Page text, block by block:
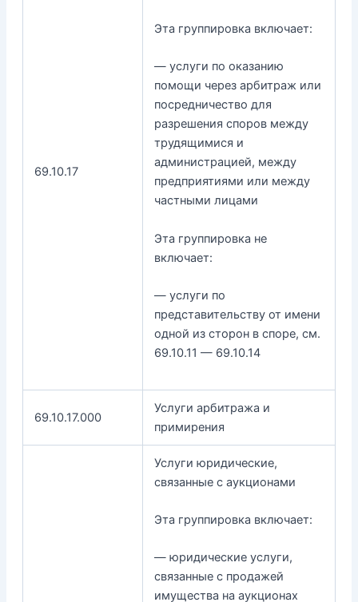
69.10.17
Эта группировка включает:
— услуги по оказанию
помощи через арбитраж или
посредничество для
разрешения споров между
трудящимися и
администрацией, между
предприятиями или между
частными лицами
Эта группировка не
включает:
— услуги по
представительству от имени
одной из сторон в споре, см.
69.10.11 — 69.10.14
69.10.17.000
Услуги арбитража и
примирения
Услуги юридические,
связанные с аукционами
Эта группировка включает:
— юридические услуги,
связанные с продажей
имущества на аукционах